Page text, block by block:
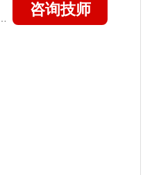
咨询技师